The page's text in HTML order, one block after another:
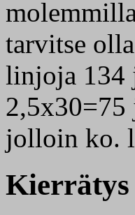
tarvitse
linjoja 134
2,5x30=75
jolloin ko.
Kierrätys